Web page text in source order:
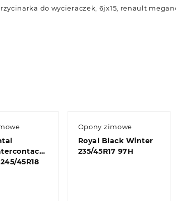
do wycieraczek, 6jx15, renault
45R18
Opony zimowe
Royal Black Winter
235/45R17 97H